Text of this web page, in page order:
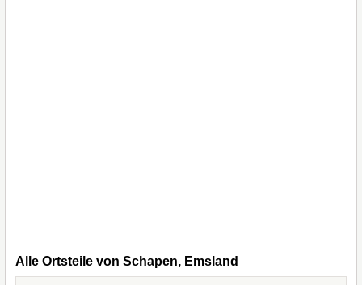
Alle Ortsteile von Schapen, Emsland